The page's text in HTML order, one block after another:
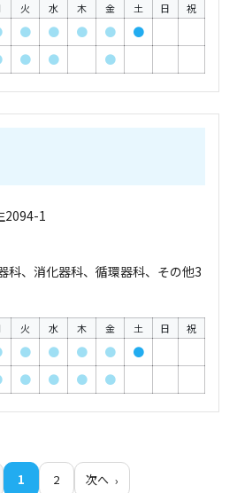
火 水 木 金 土 日 祝
● ● ● ●
●
● ● ●
2094-1
科、消化器科、循環器科、その他3
火 水 木 金 土 日 祝
● ● ● ●
●
● ● ● ●
1 2 次へ